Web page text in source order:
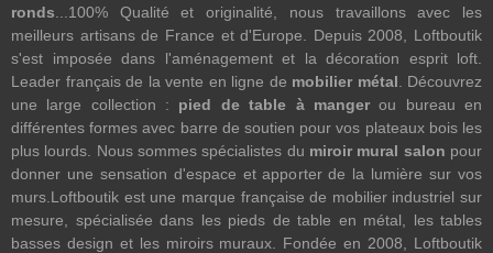
ronds ...100% Qualité et originalité, nous travaillons avec les
meilleurs artisans de France et d'Europe. Depuis 2008, Loftboutik
s'est imposée dans l'aménagement et la décoration esprit loft.
Leader français de la vente en ligne de mobilier métal . Découvrez
une large collection : pied de table à mangerou bureau en
différentes formes avec barre de soutien pour vos plateaux bois les
plus lourds. Nous sommes spécialistes du miroir mural salon pour
donner une sensation d'espace et apporter de la lumière sur vos
murs.Loftboutik est une marque française de mobilier industriel sur
mesure, spécialisée dans les pieds de table en métal, les tables
basses design et les miroirs muraux. Fondée en 2008, Loftboutik